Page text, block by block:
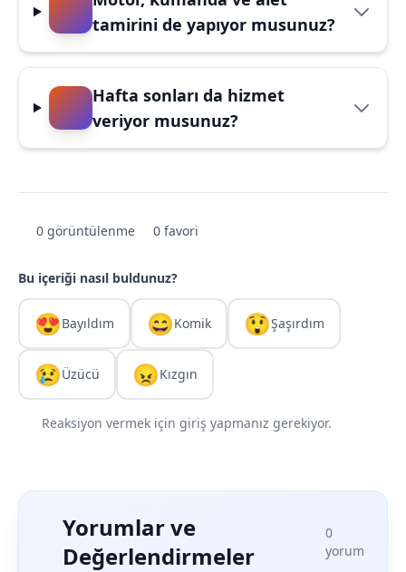
tamirini de yapıyor musunuz?
Hafta sonları da hizmet
veriyor musunuz?
0 görüntülenme 0 favori
Bu içeriği nasıl buldunuz?
😍Bayıldım 😄Komik 😲Şaşırdım
😢Üzücü 😠Kızgın
Reaksiyon vermek için giriş yapmanız gerekiyor.
Yorumlar ve
Değerlendirmeler
0
yorum